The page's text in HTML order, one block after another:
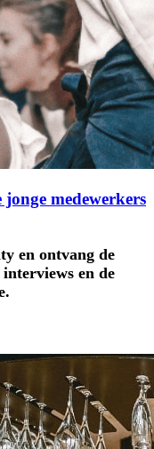
medewerkers
en ontvang de
en de